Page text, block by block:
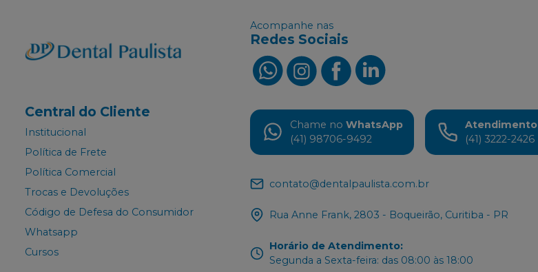
Central do Cliente
Institucional
Política de Frete
Política Comercial
Trocas e Devoluções
Código de Defesa do Consumidor
Whatsapp
Cursos
Acompanhe nas
Redes Sociais
Chame no WhatsApp
(41) 98706-9492
Atendimento
(41) 3222-2426
contato@dentalpaulista.com.br
Rua Anne Frank, 2803 - Boqueirão, Curitiba - PR
Horário de Atendimento:
Segunda a Sexta-feira: das 08:00 às 18:00